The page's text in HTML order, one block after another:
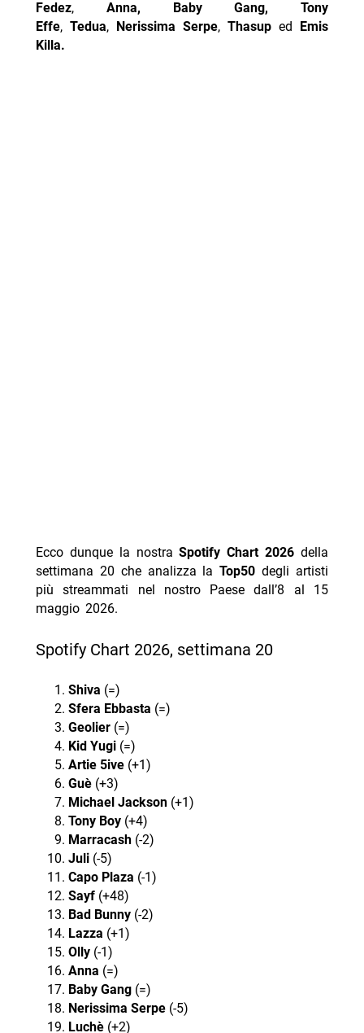
Fedez, Anna, Baby Gang, Tony
Effe, Tedua, Nerissima Serpe,Thasuped
Emis
Killa.
Ecco dunque la nostraSpotify Chart 2026 della
settimana 20 che analizza laTop50 degli artisti
più streammati nel nostro Paese dall’8 al 15
maggio 2026.
Spotify Chart 2026, settimana 20
Shiva (=)
Sfera Ebbasta (=)
Geolier(=)
Kid Yugi(=)
Artie 5ive(+1)
Guè(+3)
Michael Jackson(+1)
Tony Boy(+4)
Marracash(-2)
Juli (-5)
Capo Plaza (-1)
Sayf(+48)
Bad Bunny(-2)
Lazza (+1)
Olly(-1)
Anna (=)
Baby Gang(=)
Nerissima Serpe(-5)
Luchè(+2)